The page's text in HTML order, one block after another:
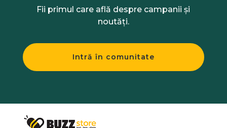
Fii primul care află despre campanii și
noutăți.
Intră în comunitate